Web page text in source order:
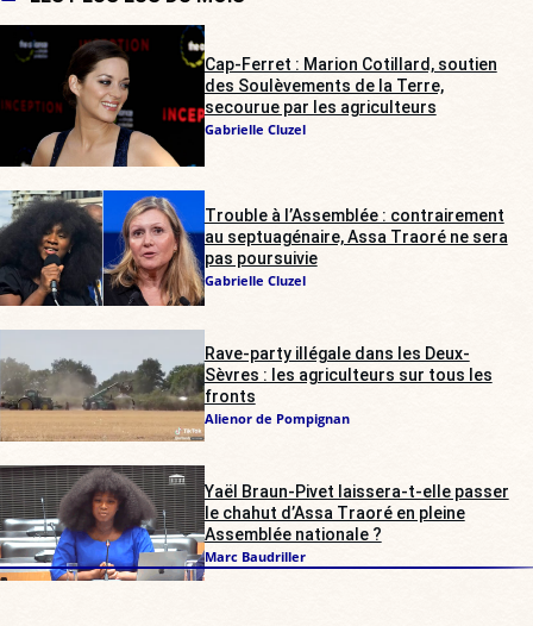
Cap-Ferret : Marion Cotillard, soutien
des Soulèvements de la Terre,
secourue par les agriculteurs
Gabrielle Cluzel
Trouble à l’Assemblée : contrairement
au septuagénaire, Assa Traoré ne sera
pas poursuivie
Gabrielle Cluzel
Rave-party illégale dans les Deux-
Sèvres : les agriculteurs sur tous les
fronts
Alienor de Pompignan
Yaël Braun-Pivet laissera-t-elle passer
le chahut d’Assa Traoré en pleine
Assemblée nationale ?
Marc Baudriller